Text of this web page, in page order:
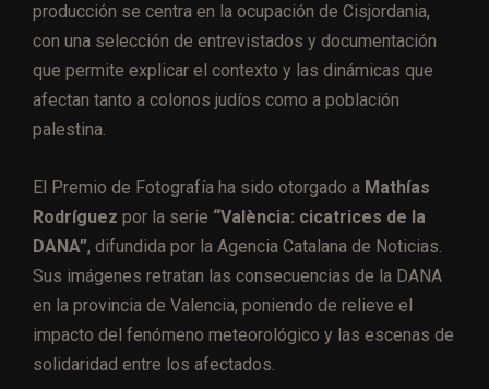
producción se centra en la ocupación de Cisjordania,
con una selección de entrevistados y documentación
que permite explicar el contexto y las dinámicas que
afectan tanto a colonos judíos como a población
palestina.
El Premio de Fotografía ha sido otorgado a Mathías
Rodríguez por la serie “València: cicatrices de la
DANA”, difundida por la Agencia Catalana de Noticias.
Sus imágenes retratan las consecuencias de la DANA
en la provincia de Valencia, poniendo de relieve el
impacto del fenómeno meteorológico y las escenas de
solidaridad entre los afectados.